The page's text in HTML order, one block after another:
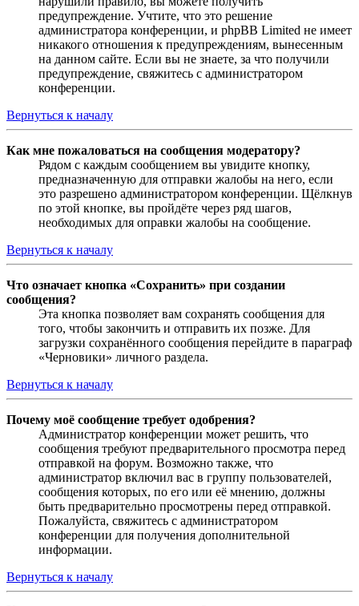
предупреждение. Учтите, что это решение
администратора конференции, и phpBB Limited не имеет
никакого отношения к предупреждениям, вынесенным
на данном сайте. Если вы не знаете, за что получили
предупреждение, свяжитесь с администратором
конференции.
Вернуться к началу
Как мне пожаловаться на сообщения модератору?
Рядом с каждым сообщением вы увидите кнопку,
предназначенную для отправки жалобы на него, если
это разрешено администратором конференции. Щёлкнув
по этой кнопке, вы пройдёте через ряд шагов,
необходимых для оправки жалобы на сообщение.
Вернуться к началу
Что означает кнопка «Сохранить» при создании
сообщения?
Эта кнопка позволяет вам сохранять сообщения для
того, чтобы закончить и отправить их позже. Для
загрузки сохранённого сообщения перейдите в параграф
«Черновики» личного раздела.
Вернуться к началу
Почему моё сообщение требует одобрения?
Администратор конференции может решить, что
сообщения требуют предварительного просмотра перед
отправкой на форум. Возможно также, что
администратор включил вас в группу пользователей,
сообщения которых, по его или её мнению, должны
быть предварительно просмотрены перед отправкой.
Пожалуйста, свяжитесь с администратором
конференции для получения дополнительной
информации.
Вернуться к началу